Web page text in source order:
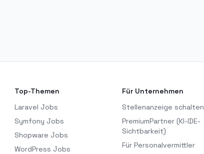
Top-Themen
Laravel Jobs
Symfony Jobs
Shopware Jobs
WordPress Jobs
Für Unternehmen
Stellenanzeige schalten
PremiumPartner (KI-IDE-
Sichtbarkeit)
Für Personalvermittler